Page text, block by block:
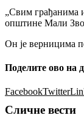
„Свим грађанима
општине Мали
Он је верницима
Поделите ово на
FacebookTwitter
Сличне вести